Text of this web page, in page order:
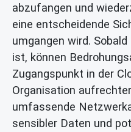
abzufangen und
eine entscheidende
umgangen wird.
ist, können
Zugangspunkt in der
Organisation
umfassende
sensibler Daten und